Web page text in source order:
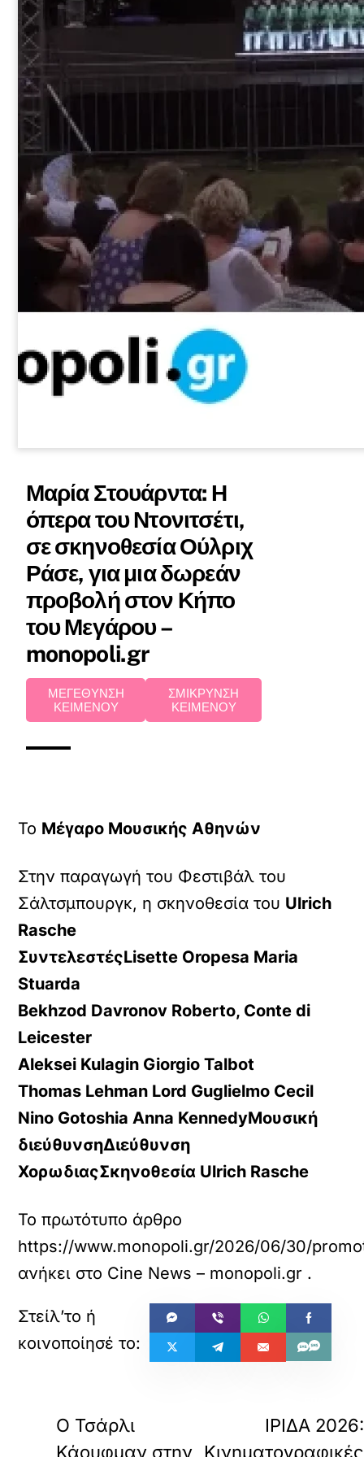
Μαρία Στουάρντα: Η
όπερα του Ντονιτσέτι,
σε σκηνοθεσία Ούλριχ
Ράσε, για μια δωρεάν
προβολή στον Κήπο
του Μεγάρου –
monopoli.gr
ΜΕΓΕΘΥΝΣΗ
ΚΕΙΜΕΝΟΥ
ΣΜΙΚΡΥΝΣΗ
ΚΕΙΜΕΝΟΥ
Το Μέγαρο Μουσικής Αθηνών
Στην παραγωγή του Φεστιβάλ του
Σάλτσμπουργκ, η σκηνοθεσία του Ulrich
Rasche
ΣυντελεστέςLisette Oropesa Maria
Stuarda
Bekhzod Davronov Roberto, Conte di
Leicester
Aleksei Kulagin Giorgio Talbot
Thomas Lehman Lord Guglielmo Cecil
Nino Gotoshia Anna KennedyΜουσική
διεύθυνσηΔιεύθυνση
ΧορωδιαςΣκηνοθεσία Ulrich Rasche
Το πρωτότυπο άρθρο
https://www.monopoli.gr/2026/06/30/
ανήκει στο Cine News – monopoli.gr .
Ο Τσάρλι
Κάουφμαν στην
ΙΡΙΔΑ 2026:
Κινηματογραφικές